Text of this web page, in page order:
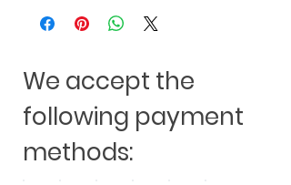
We accept the
following payment
methods: